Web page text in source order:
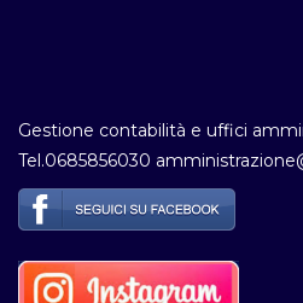
Gestione contabilità e uffici
Tel.0685856030